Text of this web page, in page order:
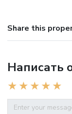
Share this
Написать